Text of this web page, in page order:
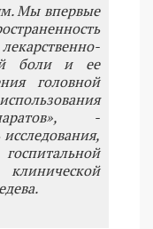
Мы впервые
боли и ее
головной
-